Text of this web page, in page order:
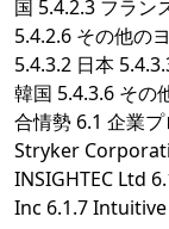
国 5.4.2.3 フラン
5.4.2.6 その他の
5.4.3.2 日本
韓国 5.4.3.6 その
合情勢 6.1 企業
Stryker
INSIGHTEC Ltd
Inc 6.1.7 Intuitive